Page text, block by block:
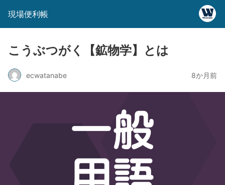
現場便利帳
こうぶつがく【鉱物学】とは
ecwatanabe 8か月前